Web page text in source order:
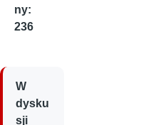
ny:
236
W
dysku
sji